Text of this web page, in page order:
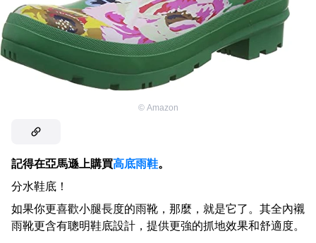
© Amazon
記得在亞馬遜上購買高底雨鞋。
分水鞋底！
如果你更喜歡小腿長度的雨靴，那麼，就是它了。其全內襯
雨靴更含有聰明鞋底設計，提供更強的抓地效果和舒適度。